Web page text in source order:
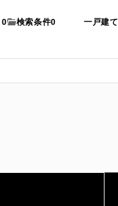
一戸建て
0 検索条件0